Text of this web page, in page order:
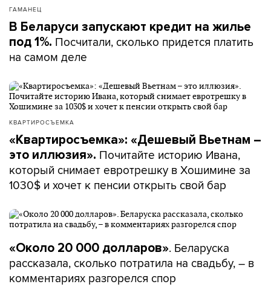
ГАМАНЕЦ
В Беларуси запускают кредит на жилье
под 1%. Посчитали, сколько придется платить
на самом деле
КВАРТИРОСЪЕМКА
«Квартиросъемка»: «Дешевый Вьетнам –
это иллюзия». Почитайте историю Ивана,
который снимает евротрешку в Хошимине за
1030$ и хочет к пенсии открыть свой бар
«Около 20 000 долларов». Беларуска
рассказала, сколько потратила на свадьбу, – в
комментариях разгорелся спор